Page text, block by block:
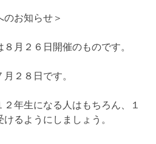
のお知らせ＞
月２６日開催のものです。
２８日です。
年生になる人はもちろん、１
るようにしましょう。